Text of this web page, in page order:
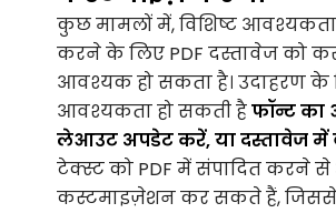
कुछ मामलों में, विशिष्ट
करने के लिए PDF दस्तावेज को
आवश्यक हो सकता है। उदाहरण
आवश्यकता हो सकती हैफॉन्ट
लेआउट अपडेट करें, या दस्तावेज में
टेक्स्ट को PDF में संपादित करने
कस्टमाइज़ेशन कर सकते हैं, जिससे